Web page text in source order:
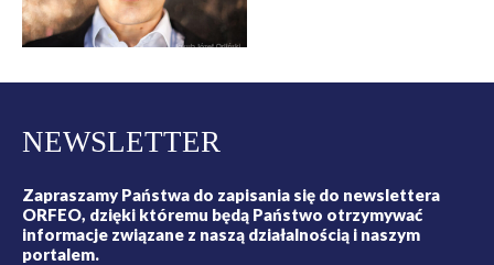
NEWSLETTER
Zapraszamy Państwa do zapisania się do newslettera
ORFEO, dzięki któremu będą Państwo otrzymywać
informacje związane z naszą działalnością i naszym
portalem.